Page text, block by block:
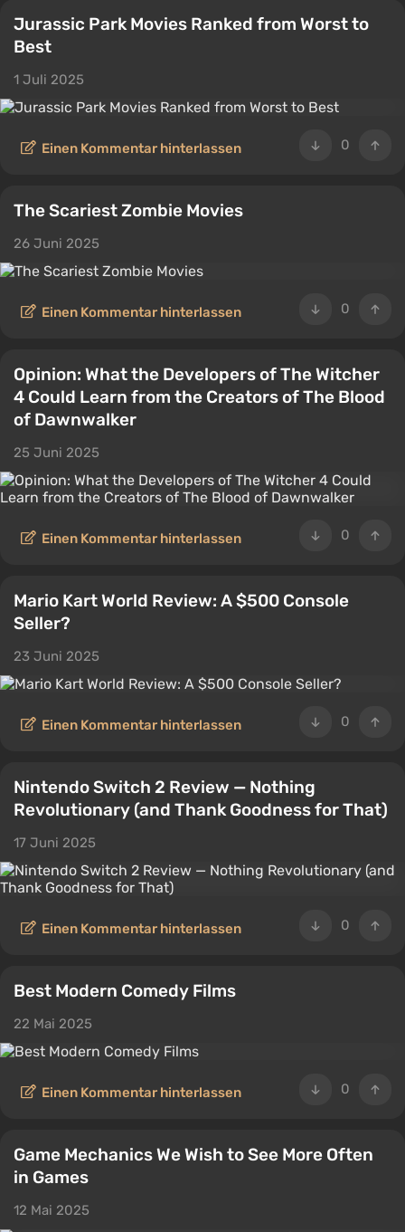
Jurassic Park Movies Ranked from Worst to
Best
1 Juli 2025
0
Einen Kommentar hinterlassen
The Scariest Zombie Movies
26 Juni 2025
0
Einen Kommentar hinterlassen
Opinion: What the Developers of The Witcher
4 Could Learn from the Creators of The Blood
of Dawnwalker
25 Juni 2025
0
Einen Kommentar hinterlassen
Mario Kart World Review: A $500 Console
Seller?
23 Juni 2025
0
Einen Kommentar hinterlassen
Nintendo Switch 2 Review — Nothing
Revolutionary (and Thank Goodness for That)
17 Juni 2025
0
Einen Kommentar hinterlassen
Best Modern Comedy Films
22 Mai 2025
0
Einen Kommentar hinterlassen
Game Mechanics We Wish to See More Often
in Games
12 Mai 2025